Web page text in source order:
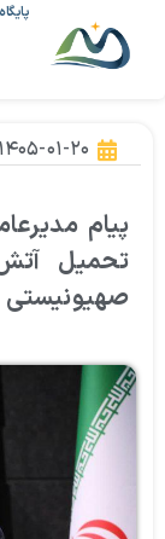
۱۴۰۵-۰۱-۲۰
پیام
تحمیل
صهیونیستی